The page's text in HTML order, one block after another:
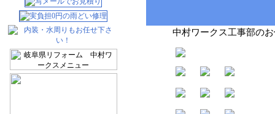
中村ワークス工事部のお仕